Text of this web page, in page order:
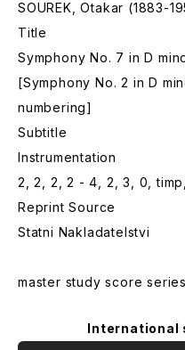
SOUREK, Otakar (1883-
Title
Symphony No. 7 in D
[Symphony No. 2 in D
numbering]
Subtitle
Instrumentation
2, 2, 2, 2 - 4, 2, 3, 0,
Reprint Source
Statni Nakladatelstvi
master study score series
International